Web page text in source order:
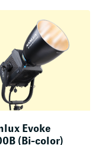
Evoke
(Bi-color)